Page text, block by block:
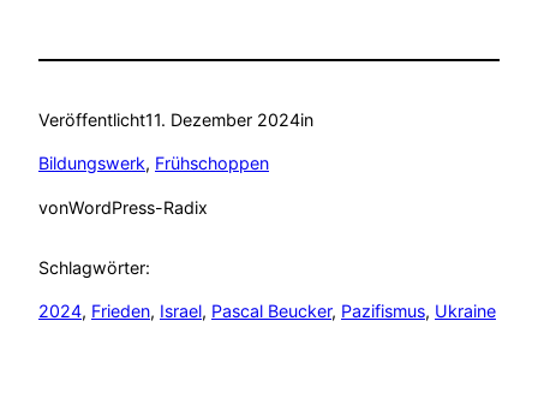
Veröffentlicht11. Dezember 2024in
Bildungswerk, Frühschoppen
vonWordPress-Radix
Schlagwörter:
2024, Frieden, Israel, Pascal Beucker, Pazifismus, Ukraine